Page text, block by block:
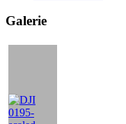
Galerie